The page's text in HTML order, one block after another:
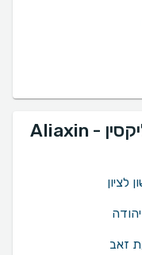
רופאים בתחום הזרקת אליקסין - Aliaxin